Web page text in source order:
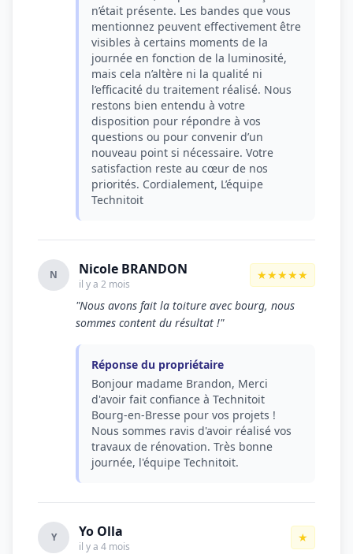
n’était présente. Les bandes que vous
mentionnez peuvent effectivement être
visibles à certains moments de la
journée en fonction de la luminosité,
mais cela n’altère ni la qualité ni
l’efficacité du traitement réalisé. Nous
restons bien entendu à votre
disposition pour répondre à vos
questions ou pour convenir d’un
nouveau point si nécessaire. Votre
satisfaction reste au cœur de nos
priorités. Cordialement, L’équipe
Technitoit
N Nicole BRANDON
il y a 2 mois
★★★★★
"Nous avons fait la toiture avec bourg, nous
sommes content du résultat !"
Réponse du propriétaire
Bonjour madame Brandon, Merci
d'avoir fait confiance à Technitoit
Bourg-en-Bresse pour vos projets !
Nous sommes ravis d'avoir réalisé vos
travaux de rénovation. Très bonne
journée, l'équipe Technitoit.
Y Yo Olla
il y a 4 mois
★